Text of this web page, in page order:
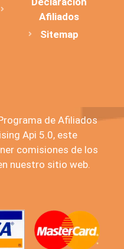
Afiliados
Sitemap
de Afiliados
Api 5.0, este
comisiones de los
nuestro sitio web.